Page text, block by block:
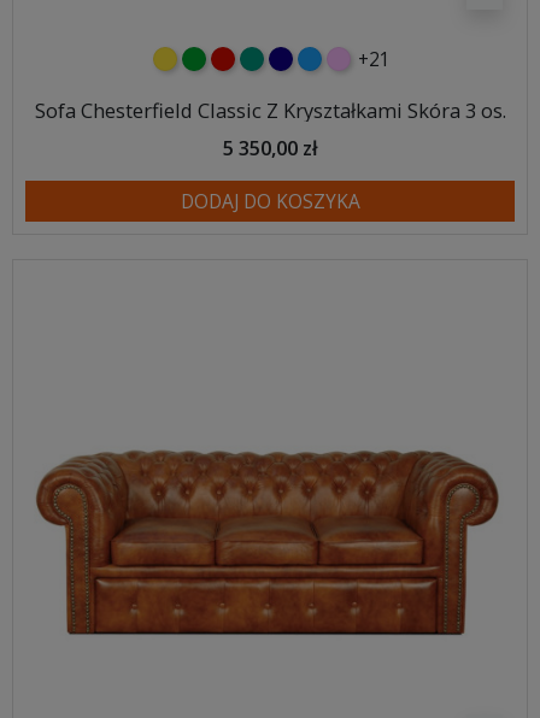
żółtyzielonyczerwony
turkusowy
granatowy
niebieski
różowy
+21
Sofa Chesterfield Classic Z Kryształkami Skóra 3 os.
5 350,00 zł
DODAJ DO KOSZYKA